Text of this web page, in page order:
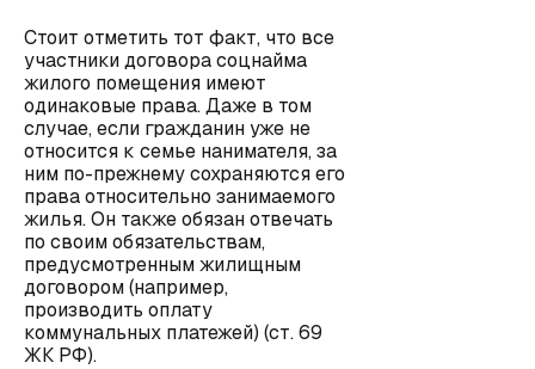
Стоит отметить тот факт, что все
участники договора соцнайма
жилого помещения имеют
одинаковые права. Даже в том
случае, если гражданин уже не
относится к семье нанимателя, за
ним по-прежнему сохраняются его
права относительно занимаемого
жилья. Он также обязан отвечать
по своим обязательствам,
предусмотренным жилищным
договором (например,
производить оплату
коммунальных платежей) (ст. 69
ЖК РФ).